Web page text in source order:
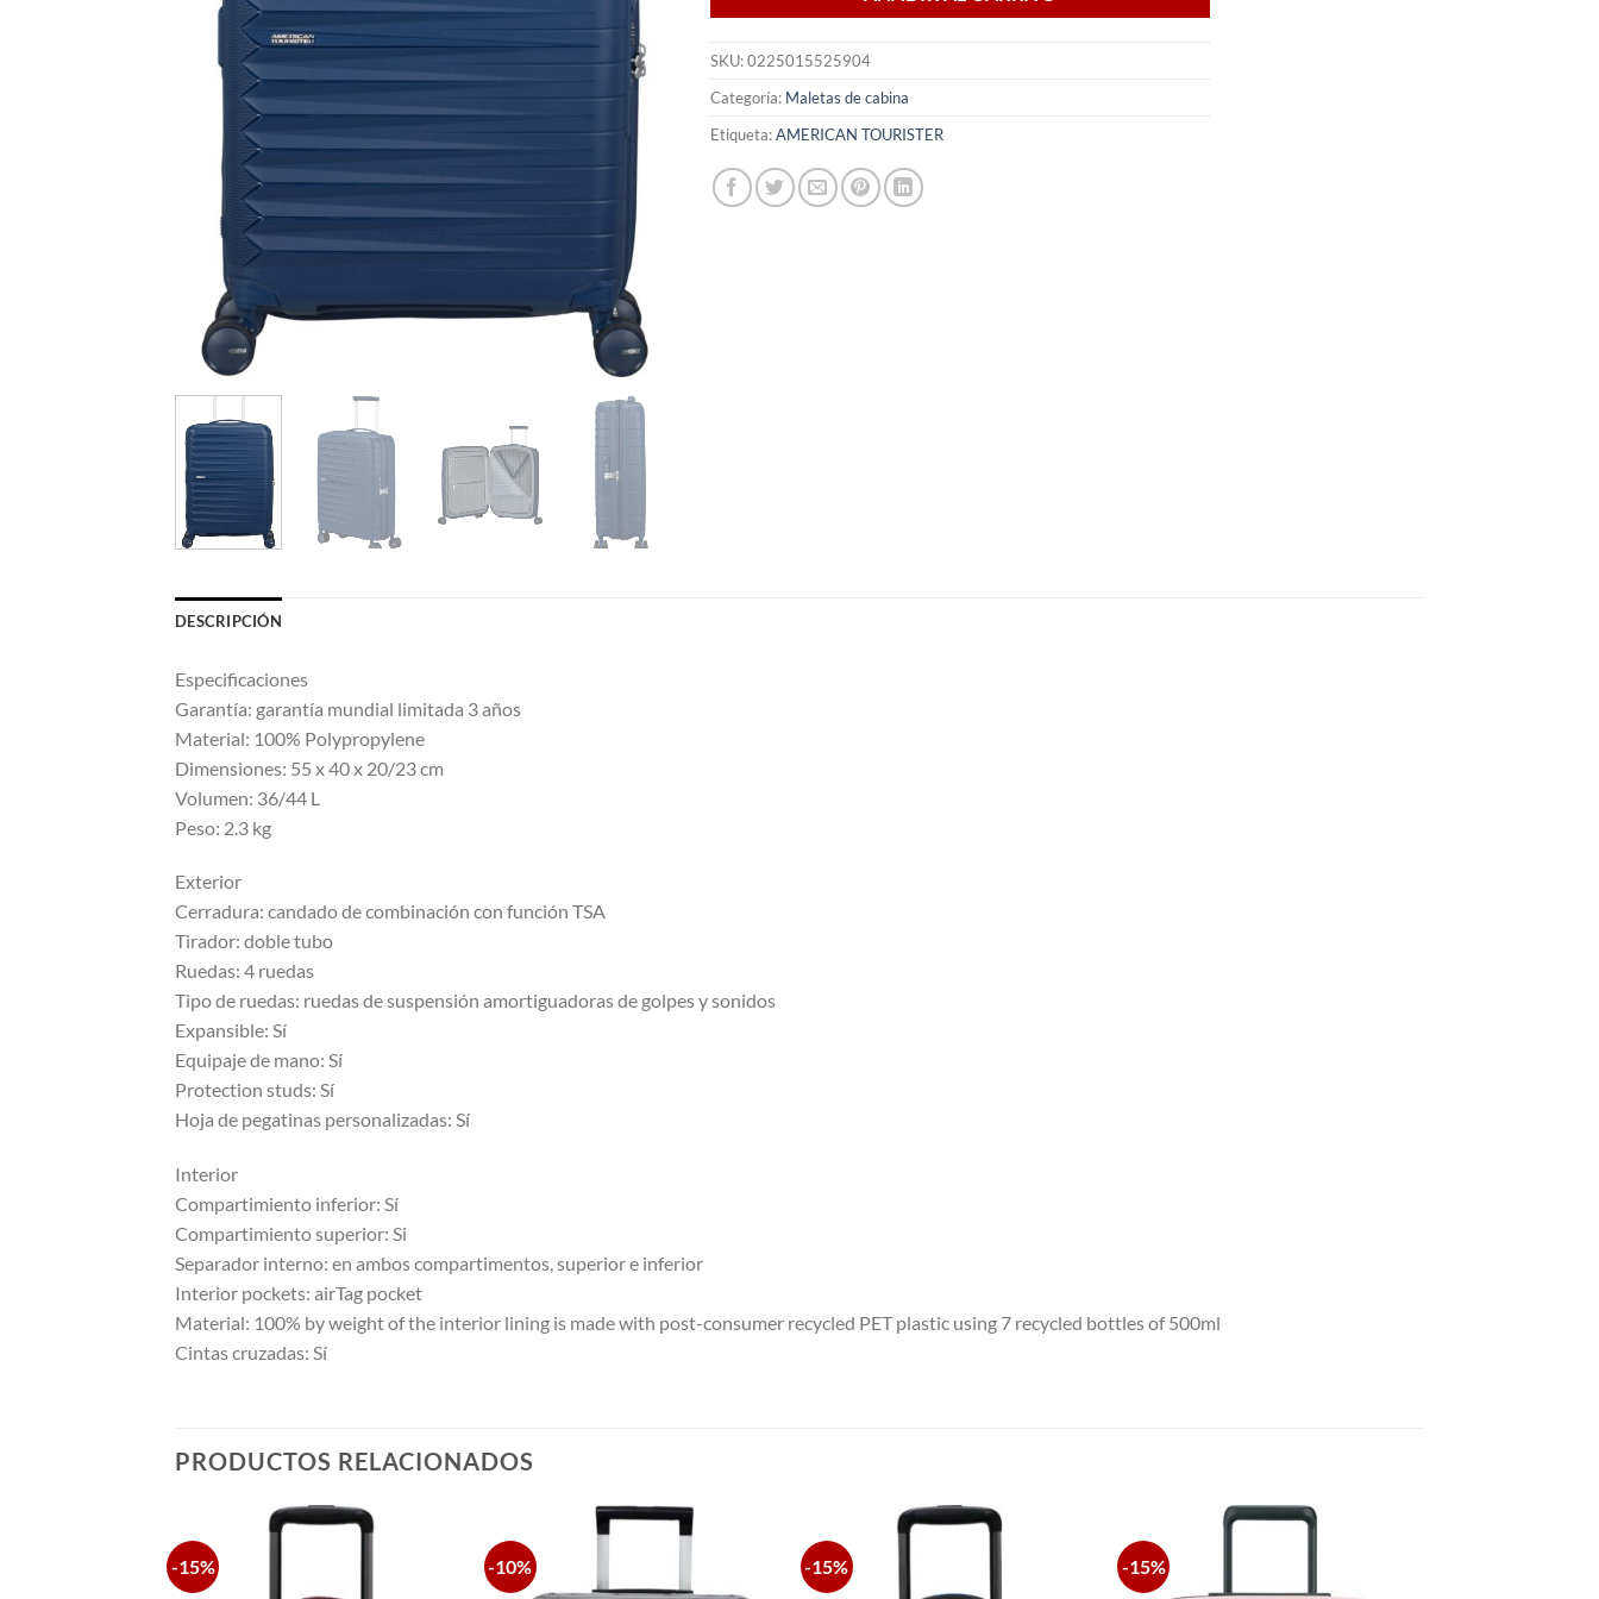
SKU:0225015525904
Categoría: Maletas de cabina
Etiqueta:AMERICAN TOURISTER
DESCRIPCIÓN
Especificaciones
Garantía: garantía mundial limitada 3 años
Material: 100% Polypropylene
Dimensiones: 55 x 40 x 20/23 cm
Volumen: 36/44 L
Peso: 2.3 kg
Exterior
Cerradura: candado de combinación con función TSA
Tirador: doble tubo
Ruedas: 4 ruedas
Tipo de ruedas: ruedas de suspensión amortiguadoras de golpes y sonidos
Expansible: Sí
Equipaje de mano: Sí
Protection studs: Sí
Hoja de pegatinas personalizadas: Sí
Interior
Compartimiento inferior: Sí
Compartimiento superior: Si
Separador interno: en ambos compartimentos, superior e inferior
Interior pockets: airTag pocket
Material: 100% by weight of the interior lining is made with post-consumer recycled PET plastic using 7 recycled bottles of 500ml
Cintas cruzadas: Sí
PRODUCTOS RELACIONADOS
-15% -10% -15% -15%